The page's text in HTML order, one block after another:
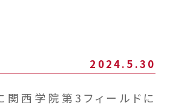
2024.5.30
関西学院第3フィールドに